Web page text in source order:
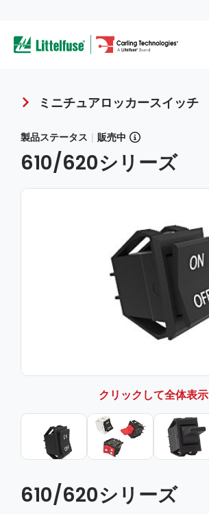
main
content
Breadcrumb
ミニチュアロッカースイッチ
製品ステータス | 販売中
610/620シリーズ
クリックして全体表示
610/620シリーズ